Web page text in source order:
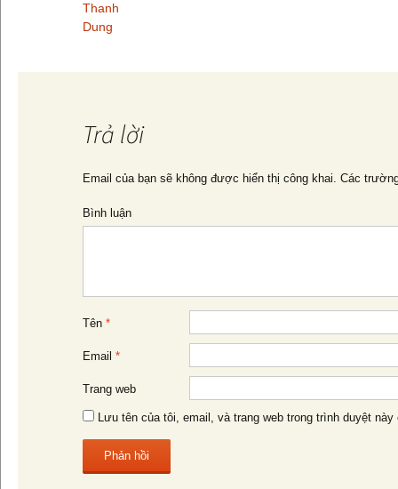
Thanh
Dung
Trả lời
Email của bạn sẽ không được hiển thị công khai. Các
Bình luận
Tên *
Email *
Trang web
Lưu tên của tôi, email, và trang web trong trình duyệt